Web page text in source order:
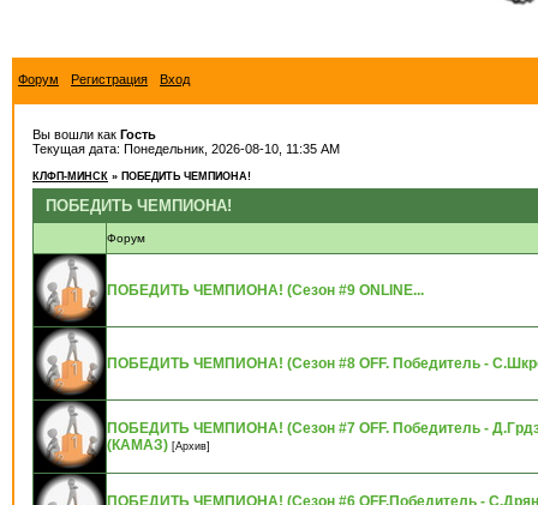
Форум Регистрация Вход
Вы вошли как Гость
Текущая дата: Понедельник, 2026-08-10, 11:35 AM
КЛФП-МИНСК » ПОБЕДИТЬ ЧЕМПИОНА!
ПОБЕДИТЬ ЧЕМПИОНА!
Форум
ПОБЕДИТЬ ЧЕМПИОНА! (Сезон #9 ONLINE...
ПОБЕДИТЬ ЧЕМПИОНА! (Сезон #8 OFF. Победитель -
ПОБЕДИТЬ ЧЕМПИОНА! (Сезон #7 OFF. Победитель -
(КАМАЗ) [Архив]
ПОБЕДИТЬ ЧЕМПИОНА! (Сезон #6 OFF.Победитель -